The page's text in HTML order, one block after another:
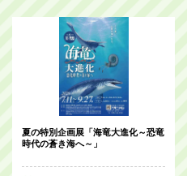
夏の特別企画展「海竜大進化～恐竜
時代の蒼き海へ～」